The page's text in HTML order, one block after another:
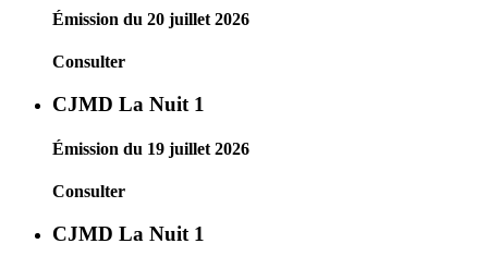
Émission du 20 juillet 2026
Consulter
CJMD La Nuit 1
Émission du 19 juillet 2026
Consulter
CJMD La Nuit 1